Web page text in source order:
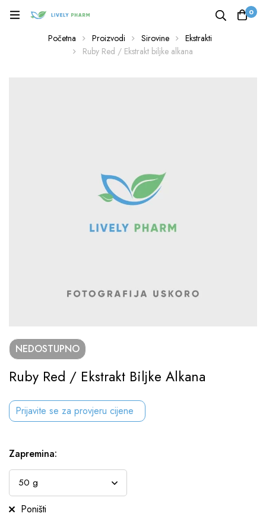
0
Početna Proizvodi Sirovine
Ekstrakti
Ruby Red / Ekstrakt biljke alkana
NEDOSTUPNO
Ruby Red / Ekstrakt Biljke Alkana
Prijavite se za provjeru cijene
Zapremina:
Poništi